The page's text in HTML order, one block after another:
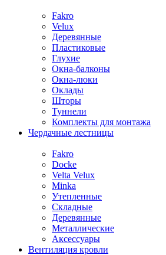
Fakro
Velux
Деревянные
Пластиковые
Глухие
Окна-балконы
Окна-люки
Оклады
Шторы
Туннели
Комплекты для монтажа
Чердачные лестницы
Fakro
Docke
Velta Velux
Minka
Утепленные
Складные
Деревянные
Металлические
Аксессуары
Вентиляция кровли